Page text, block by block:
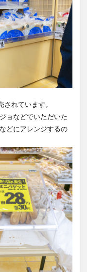
れています。
ョなどでいただいた
どにアレンジするの